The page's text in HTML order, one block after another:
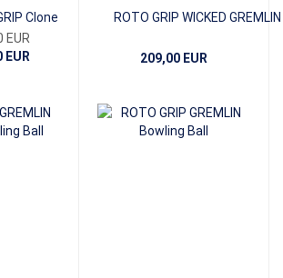
Clone
EUR
EUR
ROTO GRIP WICKED GREMLIN
209,00 EUR